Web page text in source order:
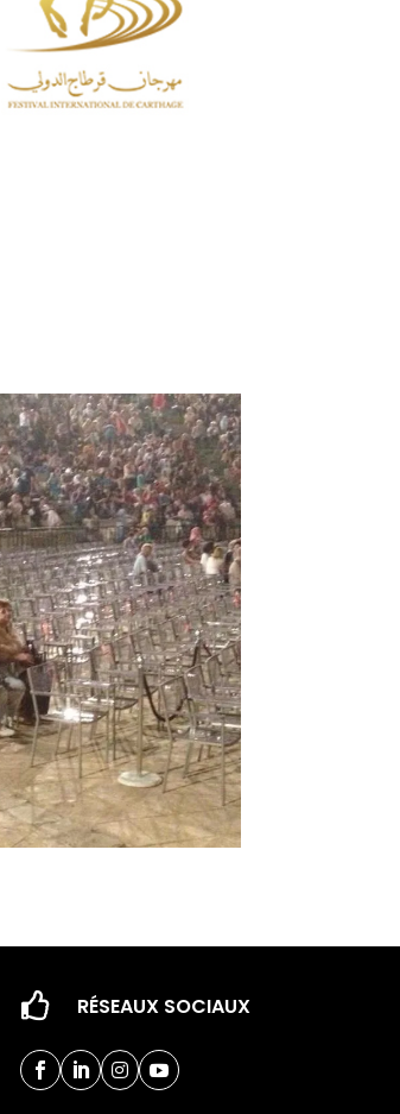
 RÉSEAUX SOCIAUX
   